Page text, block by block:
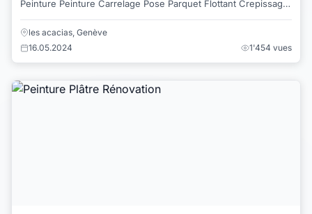
Peinture Peinture Carrelage Pose Parquet Flottant Crepissage
les acacias, Genève
16.05.2024
1'454 vues